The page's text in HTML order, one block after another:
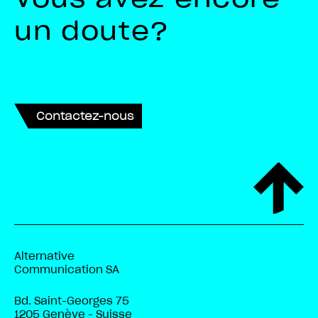
un doute?
Contactez-nous
Alternative
Communication SA
Bd. Saint-Georges 75
1205 Genève - Suisse